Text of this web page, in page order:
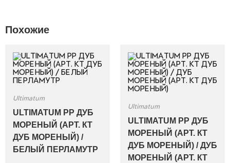
Похожие
Ultimatum
ULTIMATUM PP ДУБ
МОРЕНЫЙ (АРТ. КТ
ДУБ МОРЕНЫЙ) /
БЕЛЫЙ ПЕРЛАМУТР
Ultimatum
ULTIMATUM PP ДУБ
МОРЕНЫЙ (АРТ. КТ
ДУБ МОРЕНЫЙ) / ДУБ
МОРЕНЫЙ (АРТ. КТ